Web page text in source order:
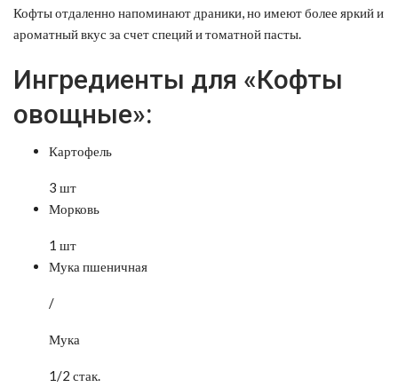
Кофты отдаленно напоминают драники, но имеют более яркий и
ароматный вкус за счет специй и томатной пасты.
Ингредиенты для «Кофты
овощные»:
Картофель
3 шт
Морковь
1 шт
Мука пшеничная
/
Мука
1/2 стак.